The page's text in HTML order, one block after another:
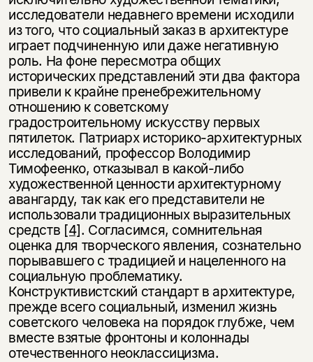
исследователи недавнего времени исходили
из того, что социальный заказ в архитектуре
играет подчиненную или даже негативную
роль. На фоне пересмотра общих
исторических представлений эти два фактора
привели к крайне пренебрежительному
отношению к советскому
градостроительному искусству первых
пятилеток. Патриарх историко-архитектурных
исследований, профессор Володимир
Тимофеенко, отказывал в какой-либо
художественной ценности архитектурному
авангарду, так как его представители не
использовали традиционных выразительных
средств [4]. Согласимся, сомнительная
оценка для творческого явления, сознательно
порывавшего с традицией и нацеленного на
социальную проблематику.
Конструктивистский стандарт в архитектуре,
прежде всего социальный, изменил жизнь
советского человека на порядок глубже, чем
вместе взятые фронтоны и колоннады
отечественного неоклассицизма.